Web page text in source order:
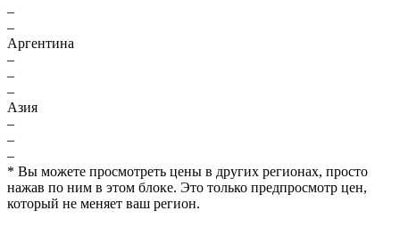
–
–
Аргентина
–
–
–
Азия
–
–
–
* Вы можете просмотреть цены в других регионах, просто
нажав по ним в этом блоке. Это только предпросмотр цен,
который не меняет ваш регион.